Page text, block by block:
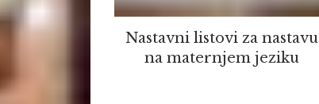
Nastavni listovi za nastavu
na maternjem jeziku